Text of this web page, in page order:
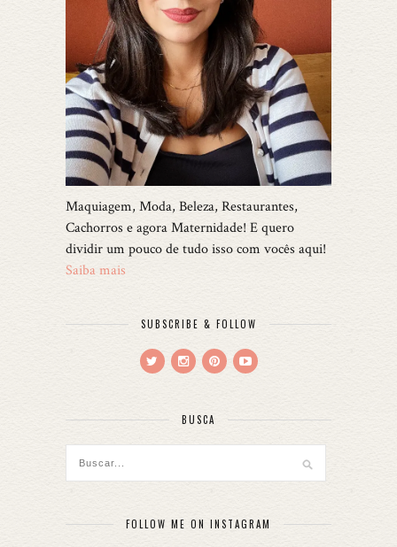
Maquiagem, Moda, Beleza, Restaurantes,
Cachorros e agora Maternidade! E quero
dividir um pouco de tudo isso com vocês aqui!
Saiba mais
SUBSCRIBE & FOLLOW
BUSCA
FOLLOW ME ON INSTAGRAM